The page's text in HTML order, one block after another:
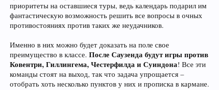
приоритеты на оставшиеся туры, ведь календарь подарил им
фантастическую возможность решить все вопросы в очных
противостояниях против таких же неудачников.
Именно в них можно будет доказать на поле свое
преимущество в классе. После Саузенда будут игры против
Ковентри, Гиллингема, Честерфилда и Суиндона! Все эти
команды стоят на выход, так что задача упрощается –
отобрать хоть несколько пунктов у них и прописка в кармане.